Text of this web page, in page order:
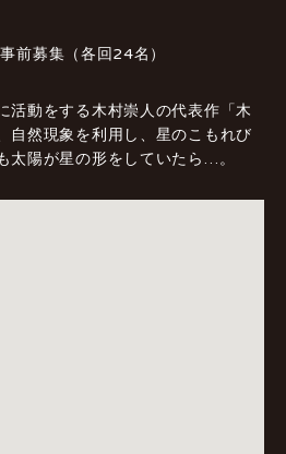
前募集（各回24名）
活動をする木村崇人の代表作「木
自然現象を利用し、星のこもれび
太陽が星の形をしていたら…。